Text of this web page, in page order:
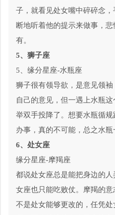
子，就看见处女嘴中碎碎念
断地听着他的提示来做事，
有。
5、狮子座
5、缘分星座-水瓶座
狮子很有领导欲，是意见领
自己的意见，但一遇上水瓶
举双手投降了。想要水瓶循
办事，真的不可能，总之水瓶
6、处女座
缘分星座-摩羯座
都说处女座总是能把身边的
女座也只能吃败仗。摩羯的
不是处女能够更改的，任凭